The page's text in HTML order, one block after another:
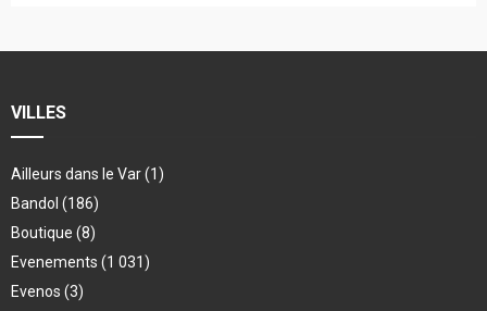
VILLES
Ailleurs dans le Var(1)
Bandol (186)
Boutique (8)
Evenements (1 031)
Evenos (3)